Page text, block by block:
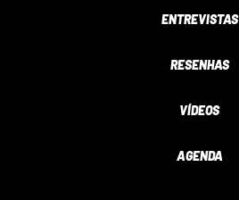
ENTREVISTAS
RESENHAS
VÍDEOS
AGENDA